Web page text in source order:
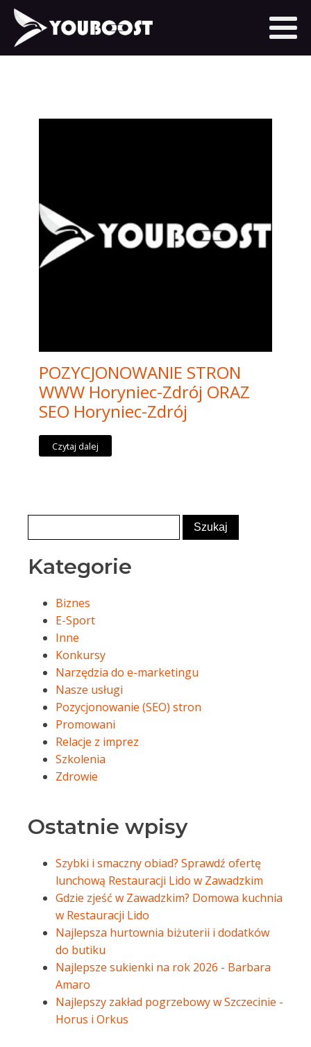
POZYCJONOWANIE STRON
WWW Horyniec-Zdrój ORAZ
SEO Horyniec-Zdrój
Czytaj dalej
Kategorie
Biznes
E-Sport
Inne
Konkursy
Narzędzia do e-marketingu
Nasze usługi
Pozycjonowanie (SEO) stron
Promowani
Relacje z imprez
Szkolenia
Zdrowie
Ostatnie wpisy
Szybki i smaczny obiad? Sprawdź ofertę
lunchową Restauracji Lido w Zawadzkim
Gdzie zjeść w Zawadzkim? Domowa kuchnia
w Restauracji Lido
Najlepsza hurtownia biżuterii i dodatków
do butiku
Najlepsze sukienki na rok 2026 - Barbara
Amaro
Najlepszy zakład pogrzebowy w Szczecinie -
Horus i Orkus